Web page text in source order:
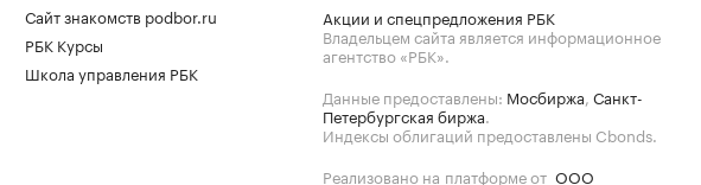
Сайт знакомств podbor.ru
РБК Курсы
Школа управления РБК
Акции и спецпредложения РБК
Владельцем сайта является информационное
агентство «РБК».
Данные предоставлены: Мосбиржа, Санкт-
Петербургская биржа.
Индексы облигаций предоставлены Cbonds.
Реализовано на платформе от ООО